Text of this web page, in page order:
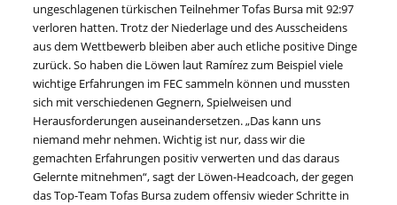
ungeschlagenen türkischen Teilnehmer Tofas Bursa mit 92:97
verloren hatten. Trotz der Niederlage und des Ausscheidens
aus dem Wettbewerb bleiben aber auch etliche positive Dinge
zurück. So haben die Löwen laut Ramírez zum Beispiel viele
wichtige Erfahrungen im FEC sammeln können und mussten
sich mit verschiedenen Gegnern, Spielweisen und
Herausforderungen auseinandersetzen. „Das kann uns
niemand mehr nehmen. Wichtig ist nur, dass wir die
gemachten Erfahrungen positiv verwerten und das daraus
Gelernte mitnehmen“, sagt der Löwen-Headcoach, der gegen
das Top-Team Tofas Bursa zudem offensiv wieder Schritte in